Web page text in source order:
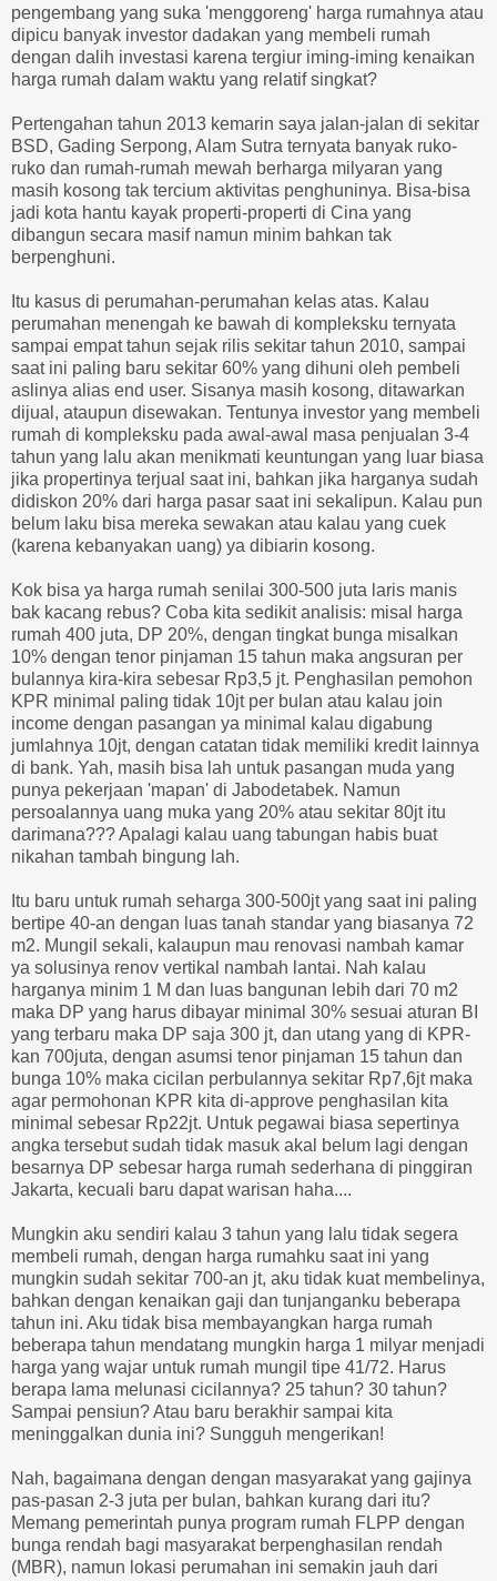
pengembang yang suka 'menggoreng' harga rumahnya atau
dipicu banyak investor dadakan yang membeli rumah
dengan dalih investasi karena tergiur iming-iming kenaikan
harga rumah dalam waktu yang relatif singkat?
Pertengahan tahun 2013 kemarin saya jalan-jalan di sekitar
BSD, Gading Serpong, Alam Sutra ternyata banyak ruko-
ruko dan rumah-rumah mewah berharga milyaran yang
masih kosong tak tercium aktivitas penghuninya. Bisa-bisa
jadi kota hantu kayak properti-properti di Cina yang
dibangun secara masif namun minim bahkan tak
berpenghuni.
Itu kasus di perumahan-perumahan kelas atas. Kalau
perumahan menengah ke bawah di kompleksku ternyata
sampai empat tahun sejak rilis sekitar tahun 2010, sampai
saat ini paling baru sekitar 60% yang dihuni oleh pembeli
aslinya alias end user. Sisanya masih kosong, ditawarkan
dijual, ataupun disewakan. Tentunya investor yang membeli
rumah di kompleksku pada awal-awal masa penjualan 3-4
tahun yang lalu akan menikmati keuntungan yang luar biasa
jika propertinya terjual saat ini, bahkan jika harganya sudah
didiskon 20% dari harga pasar saat ini sekalipun. Kalau pun
belum laku bisa mereka sewakan atau kalau yang cuek
(karena kebanyakan uang) ya dibiarin kosong.
Kok bisa ya harga rumah senilai 300-500 juta laris manis
bak kacang rebus? Coba kita sedikit analisis: misal harga
rumah 400 juta, DP 20%, dengan tingkat bunga misalkan
10% dengan tenor pinjaman 15 tahun maka angsuran per
bulannya kira-kira sebesar Rp3,5 jt. Penghasilan pemohon
KPR minimal paling tidak 10jt per bulan atau kalau join
income dengan pasangan ya minimal kalau digabung
jumlahnya 10jt, dengan catatan tidak memiliki kredit lainnya
di bank. Yah, masih bisa lah untuk pasangan muda yang
punya pekerjaan 'mapan' di Jabodetabek. Namun
persoalannya uang muka yang 20% atau sekitar 80jt itu
darimana??? Apalagi kalau uang tabungan habis buat
nikahan tambah bingung lah.
Itu baru untuk rumah seharga 300-500jt yang saat ini paling
bertipe 40-an dengan luas tanah standar yang biasanya 72
m2. Mungil sekali, kalaupun mau renovasi nambah kamar
ya solusinya renov vertikal nambah lantai. Nah kalau
harganya minim 1 M dan luas bangunan lebih dari 70 m2
maka DP yang harus dibayar minimal 30% sesuai aturan BI
yang terbaru maka DP saja 300 jt, dan utang yang di KPR-
kan 700juta, dengan asumsi tenor pinjaman 15 tahun dan
bunga 10% maka cicilan perbulannya sekitar Rp7,6jt maka
agar permohonan KPR kita di-approve penghasilan kita
minimal sebesar Rp22jt. Untuk pegawai biasa sepertinya
angka tersebut sudah tidak masuk akal belum lagi dengan
besarnya DP sebesar harga rumah sederhana di pinggiran
Jakarta, kecuali baru dapat warisan haha....
Mungkin aku sendiri kalau 3 tahun yang lalu tidak segera
membeli rumah, dengan harga rumahku saat ini yang
mungkin sudah sekitar 700-an jt, aku tidak kuat membelinya,
bahkan dengan kenaikan gaji dan tunjanganku beberapa
tahun ini. Aku tidak bisa membayangkan harga rumah
beberapa tahun mendatang mungkin harga 1 milyar menjadi
harga yang wajar untuk rumah mungil tipe 41/72. Harus
berapa lama melunasi cicilannya? 25 tahun? 30 tahun?
Sampai pensiun? Atau baru berakhir sampai kita
meninggalkan dunia ini? Sungguh mengerikan!
Nah, bagaimana dengan dengan masyarakat yang gajinya
pas-pasan 2-3 juta per bulan, bahkan kurang dari itu?
Memang pemerintah punya program rumah FLPP dengan
bunga rendah bagi masyarakat berpenghasilan rendah
(MBR), namun lokasi perumahan ini semakin jauh dari